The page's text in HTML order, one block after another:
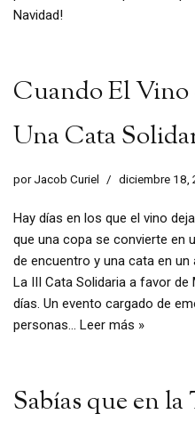
Navidad!
Cuando El Vino
Una Cata
porJacob Curiel diciembre 18,
Hay días en los que el vino
que una copa se convierte en
de encuentro y una cata en
La III Cata Solidaria a favor
días. Un evento cargado de
personas… Leer más »
Sabías que en